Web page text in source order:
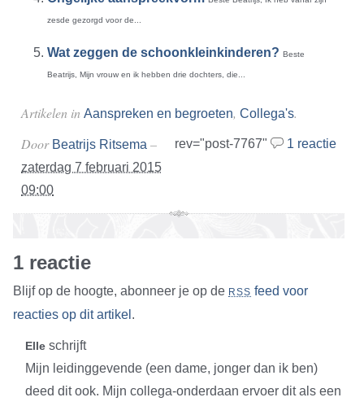
zesde gezorgd voor de...
Wat zeggen de schoonkleinkinderen? Beste
Beatrijs, Mijn vrouw en ik hebben drie dochters, die...
Artikelen in Aanspreken en begroeten, Collega's.
rev="post-7767" 1 reactie
Door Beatrijs Ritsema –
zaterdag 7 februari 2015
09:00
1 reactie
Blijf op de hoogte, abonneer je op de RSS feed voor
reacties op dit artikel .
Elle schrijft
Mijn leidinggevende (een dame, jonger dan ik ben)
deed dit ook. Mijn collega-onderdaan ervoer dit als een